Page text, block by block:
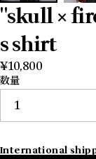
"skull ×
s shirt
¥10,800
数量
International